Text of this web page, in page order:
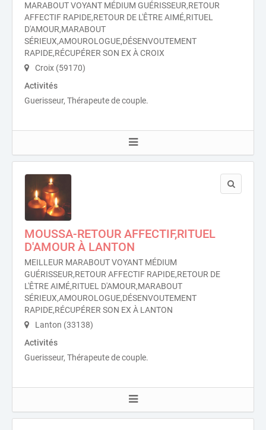
MARABOUT VOYANT MÉDIUM GUÉRISSEUR,RETOUR
AFFECTIF RAPIDE,RETOUR DE L'ÊTRE AIMÉ,RITUEL
D'AMOUR,MARABOUT
SÉRIEUX,AMOUROLOGUE,DÉSENVOUTEMENT
RAPIDE,RÉCUPÉRER SON EX À CROIX
Croix (59170)
Activités
Guerisseur, Thérapeute de couple.
MOUSSA-RETOUR AFFECTIF,RITUEL
D'AMOUR À LANTON
MEILLEUR MARABOUT VOYANT MÉDIUM
GUÉRISSEUR,RETOUR AFFECTIF RAPIDE,RETOUR DE
L'ÊTRE AIMÉ,RITUEL D'AMOUR,MARABOUT
SÉRIEUX,AMOUROLOGUE,DÉSENVOUTEMENT
RAPIDE,RÉCUPÉRER SON EX À LANTON
Lanton (33138)
Activités
Guerisseur, Thérapeute de couple.